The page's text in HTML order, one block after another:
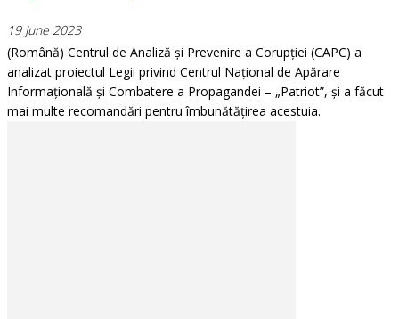
19 June 2023
(Română) Centrul de Analiză și Prevenire a Corupției (CAPC) a
analizat proiectul Legii privind Centrul Național de Apărare
Informațională și Combatere a Propagandei – „Patriot”, și a făcut
mai multe recomandări pentru îmbunătățirea acestuia.